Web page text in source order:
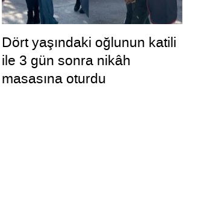
Dört yaşındaki oğlunun katili
ile 3 gün sonra nikâh
masasına oturdu